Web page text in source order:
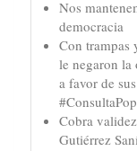
Nos
democracia
Con trampas
le negaron la
a favor de
Cobra
Gutiérrez